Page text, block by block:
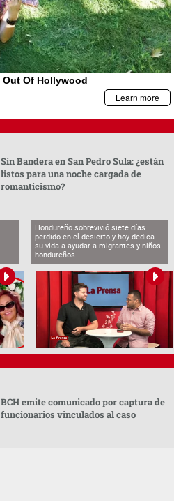
Sin Bandera en San Pedro Sula: ¿están
listos para una noche cargada de
romanticismo?
Hondureño sobrevivió siete días
perdido en el desierto y hoy dedica
su vida a ayudar a migrantes y niños
hondureños
BCH emite comunicado por captura de
funcionarios vinculados al caso